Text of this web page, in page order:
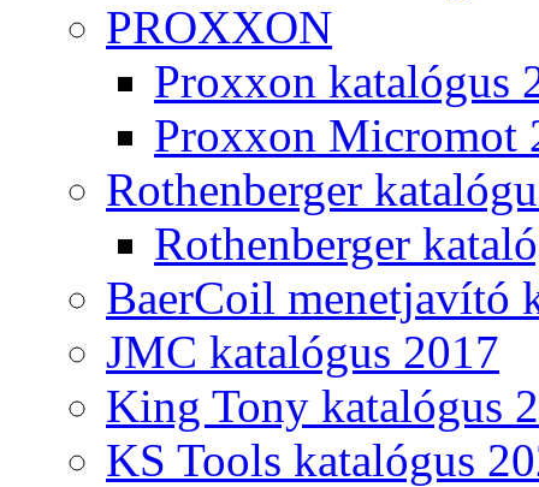
PROXXON
Proxxon katalógus
Proxxon Micromot
Rothenberger
Rothenberger
BaerCoil menetjavító
JMC katalógus 2017
King Tony katalógus
KS Tools katalógus